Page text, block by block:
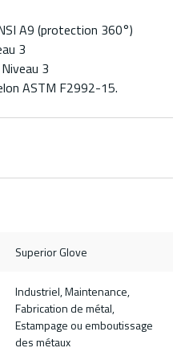
A9 (protection 360°)
3
3
ASTM F2992-15.
Superior Glove
Industriel, Maintenance,
Fabrication de métal,
Estampage ou emboutissage
des métaux